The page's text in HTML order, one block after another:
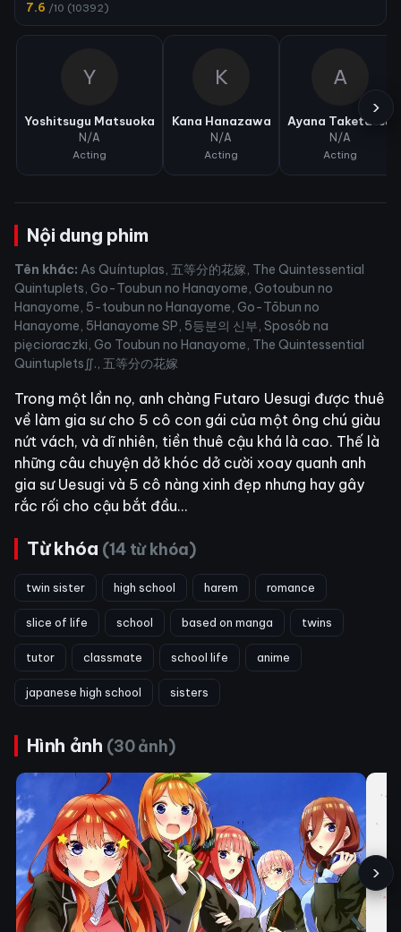
7.6 /10 (10392)
Y
Yoshitsugu Matsuoka
N/A
Acting
K
Kana Hanazawa
N/A
Acting
A
Ayana Taketatsu
N/A
Acting
›
Nội dung phim
Tên khác: As Quíntuplas, 五等分的花嫁, The Quintessential
Quintuplets, Go-Toubun no Hanayome, Gotoubun no
Hanayome, 5-toubun no Hanayome, Go-Tōbun no
Hanayome, 5Hanayome SP, 5등분의 신부, Sposób na
pięcioraczki, Go Toubun no Hanayome, The Quintessential
Quintuplets∬., 五等分の花嫁
Trong một lần nọ, anh chàng Futaro Uesugi được thuê
về làm gia sư cho 5 cô con gái của một ông chú giàu
nứt vách, và dĩ nhiên, tiền thuê cậu khá là cao. Thế là
những câu chuyện dở khóc dở cười xoay quanh anh
gia sư Uesugi và 5 cô nàng xinh đẹp nhưng hay gây
rắc rối cho cậu bắt đầu…
Từ khóa (14 từ khóa)
twin sister high school harem romance
slice of life school based on manga twins
tutor classmate school life anime
japanese high school sisters
Hình ảnh (30 ảnh)
›